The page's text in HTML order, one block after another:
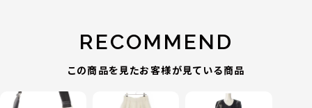
RECOMMEND
この商品を見たお客様が見ている商品